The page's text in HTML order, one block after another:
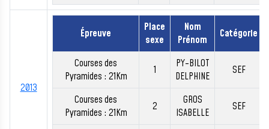
2013
Épreuve
Place
sexe
Nom
Prénom
Catégorie
Courses des
Pyramides : 21Km
1
PY-BILOT
DELPHINE
SEF
Courses des
Pyramides : 21Km
2
GROS
ISABELLE
SEF